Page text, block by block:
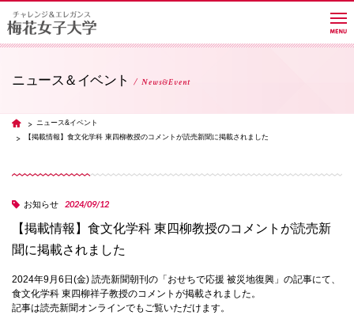
ニュース＆イベント News&Event
TOP ニュース&イベント
【掲載情報】食文化学科 東四柳教授のコメントが読売新聞に掲載されました
お知らせ 2024/09/12
【掲載情報】食文化学科 東四柳教授のコメントが読売新
聞に掲載されました
2024年9月6日(金) 読売新聞朝刊の「おせちで応援 被災地復興」の記事にて、
食文化学科 東四柳祥子教授のコメントが掲載されました。
記事は読売新聞オンラインでもご覧いただけます。